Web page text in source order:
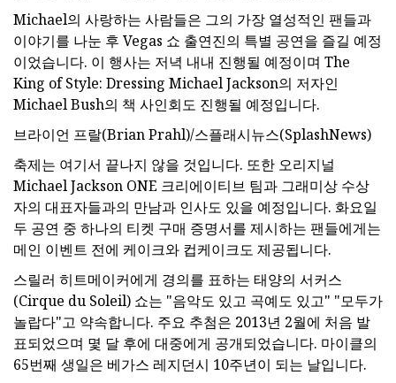
Michael의 사랑하는 사람들은 그의 가장 열성적인 팬들과
이야기를 나눈 후 Vegas 쇼 출연진의 특별 공연을 즐길 예정
이었습니다. 이 행사는 저녁 내내 진행될 예정이며 The
King of Style: Dressing Michael Jackson의 저자인
Michael Bush의 책 사인회도 진행될 예정입니다.
브라이언 프랄(Brian Prahl)/스플래시뉴스(SplashNews)
축제는 여기서 끝나지 않을 것입니다. 또한 오리지널
Michael Jackson ONE 크리에이티브 팀과 그래미상 수상
자의 대표자들과의 만남과 인사도 있을 예정입니다. 화요일
두 공연 중 하나의 티켓 구매 증명서를 제시하는 팬들에게는
메인 이벤트 전에 케이크와 컵케이크도 제공됩니다.
스릴러 히트메이커에게 경의를 표하는 태양의 서커스
(Cirque du Soleil) 쇼는 "음악도 있고 곡예도 있고" "모두가
놀랍다"고 약속합니다. 주요 추첨은 2013년 2월에 처음 발
표되었으며 몇 달 후에 대중에게 공개되었습니다. 마이클의
65번째 생일은 베가스 레지던시 10주년이 되는 날입니다.